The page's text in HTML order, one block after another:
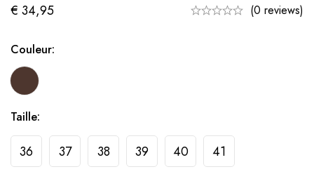
€ 34,95 (0 reviews)
Couleur:
Taille:
36 37 38 39 40 41